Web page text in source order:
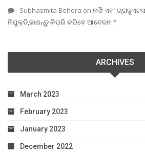
Subhasmita Behera on ନର୍ସିଂ ଏବଂ
ନିଯୁକ୍ତି,ଜାଣନ୍ତୁ କିପରି କରିବେ ଆବେଦନ ?
ARCHIVES
March 2023
February 2023
January 2023
December 2022